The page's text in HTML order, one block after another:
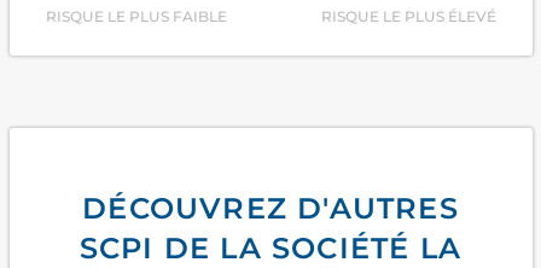
RISQUE LE PLUS FAIBLE
RISQUE LE PLUS ÉLEVÉ
DÉCOUVREZ D'AUTRES
SCPI DE LA SOCIÉTÉ LA